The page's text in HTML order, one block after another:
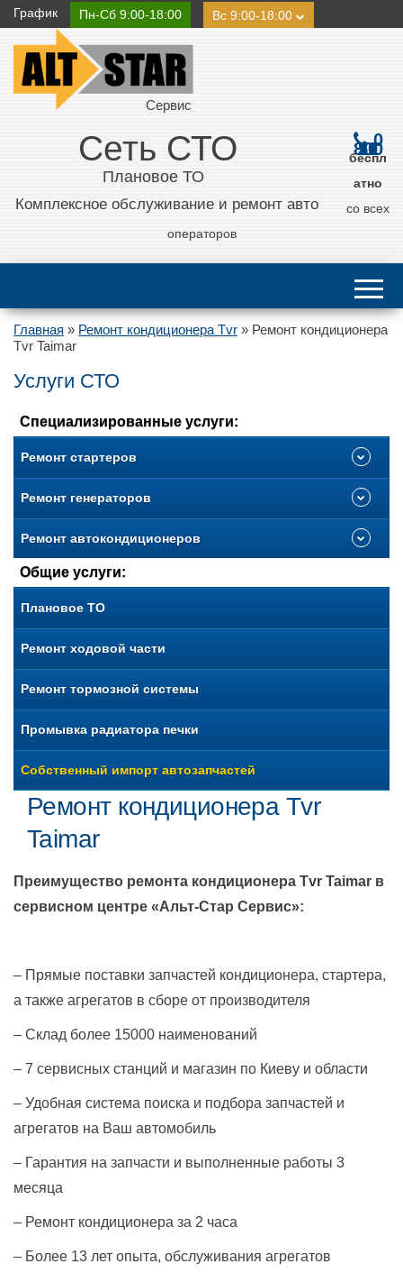
График Пн-Сб 9:00-18:00 Вс 9:00-18:00
Сервис
Сеть СТО
Плановое ТО
Комплексное обслуживание и ремонт авто
0
800 21 11 50
беспл
атно
со всех
операторов
Главная » Ремонт кондиционера Tvr » Ремонт кондиционера
Tvr Taimar
Услуги СТО
Специализированные услуги:
Ремонт стартеров
Ремонт генераторов
Ремонт автокондиционеров
Общие услуги:
Плановое ТО
Ремонт ходовой части
Ремонт тормозной системы
Промывка радиатора печки
Собственный импорт автозапчастей
Ремонт кондиционера Tvr
Taimar
Преимущество ремонта кондиционера Tvr Taimar в
сервисном центре «Альт-Стар Сервис»:
– Прямые поставки запчастей кондиционера, стартера,
а также агрегатов в сборе от производителя
– Склад более 15000 наименований
– 7 сервисных станций и магазин по Киеву и области
– Удобная система поиска и подбора запчастей и
агрегатов на Ваш автомобиль
– Гарантия на запчасти и выполненные работы 3
месяца
– Ремонт кондиционера за 2 часа
– Более 13 лет опыта, обслуживания агрегатов